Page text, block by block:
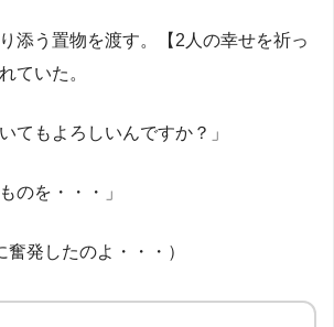
添う置物を渡す。【2人の幸せを祈っ
ていた。
てもよろしいんですか？」
のを・・・」
奮発したのよ・・・）